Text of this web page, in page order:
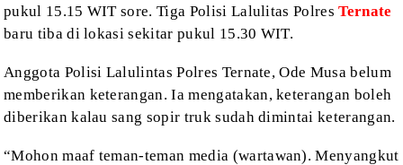
pukul 15.15 WIT sore. Tiga Polisi Lalulitas PolresTernate
baru tiba di lokasi sekitar pukul 15.30 WIT.
Anggota Polisi Lalulintas Polres Ternate, Ode Musa belum
memberikan keterangan. Ia mengatakan, keterangan boleh
diberikan kalau sang sopir truk sudah dimintai keterangan.
“Mohon maaf teman-teman media (wartawan). Menyangkut